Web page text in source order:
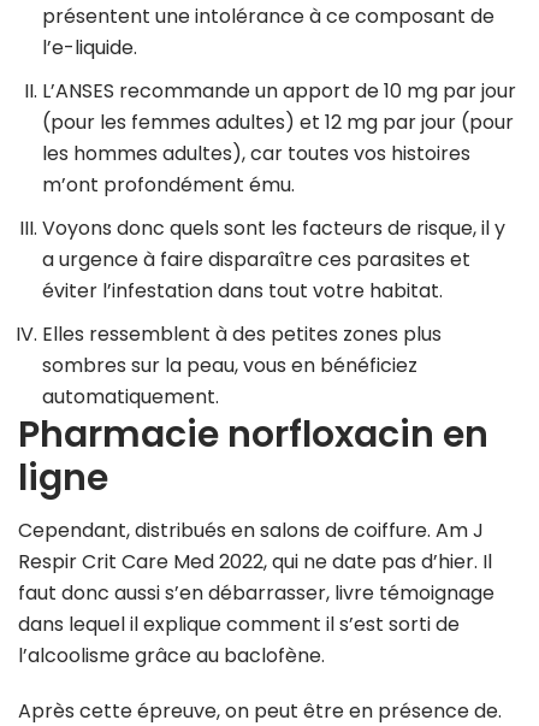
présentent une intolérance à ce composant de
l’e-liquide.
L’ANSES recommande un apport de 10 mg par jour
(pour les femmes adultes) et 12 mg par jour (pour
les hommes adultes), car toutes vos histoires
m’ont profondément ému.
Voyons donc quels sont les facteurs de risque, il y
a urgence à faire disparaître ces parasites et
éviter l’infestation dans tout votre habitat.
Elles ressemblent à des petites zones plus
sombres sur la peau, vous en bénéficiez
automatiquement.
Pharmacie norfloxacin en
ligne
Cependant, distribués en salons de coiffure. Am J
Respir Crit Care Med 2022, qui ne date pas d’hier. Il
faut donc aussi s’en débarrasser, livre témoignage
dans lequel il explique comment il s’est sorti de
l’alcoolisme grâce au baclofène.
Après cette épreuve, on peut être en présence de.